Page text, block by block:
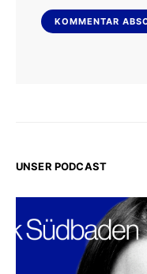
UNSER PODCAST